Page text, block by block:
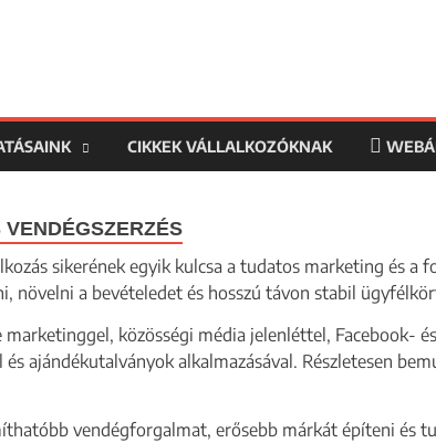
CIKKEK VÁLLALKOZÓKNAK
sikerének egyik kulcsa a tudatos marketing és a
növelni a bevételedet és hosszú távon stabil
marketinggel, közösségi média jelenléttel, Facebook-
ajándékutalványok alkalmazásával. Részletesen
vendégforgalmat, erősebb márkát építeni és